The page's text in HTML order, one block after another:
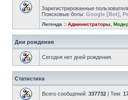
Зарегистрированные
Поисковые боты: Google [Bot]
Легенда :: Администраторы
Дни рождения
Сегодня нет дней рождения.
Статистика
Всего сообщений: 337732 | Тем: